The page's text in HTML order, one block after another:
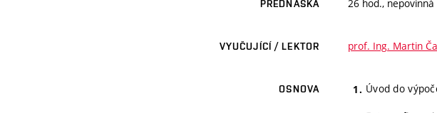
PŘEDNÁŠKA 26 hod., nepovinná
VYUČUJÍCÍ / LEKTOR prof. Ing. Martin
OSNOVA Úvod do